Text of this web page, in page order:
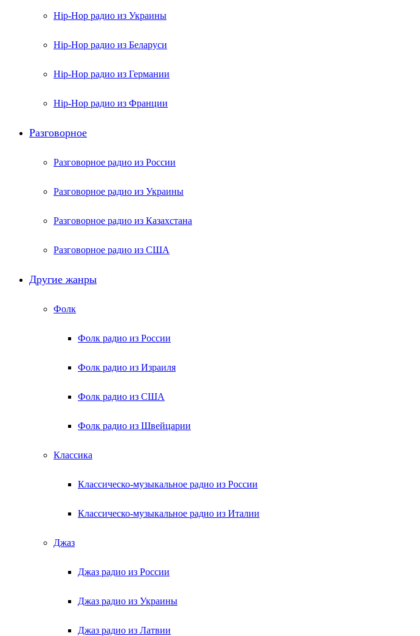
Hip-Hop радио из Украины
Hip-Hop радио из Беларуси
Hip-Hop радио из Германии
Hip-Hop радио из Франции
Разговорное
Разговорное радио из России
Разговорное радио из Украины
Разговорное радио из Казахстана
Разговорное радио из США
Другие жанры
Фолк
Фолк радио из России
Фолк радио из Израиля
Фолк радио из США
Фолк радио из Швейцарии
Классика
Классическо-музыкальное радио из России
Классическо-музыкальное радио из Италии
Джаз
Джаз радио из России
Джаз радио из Украины
Джаз радио из Латвии